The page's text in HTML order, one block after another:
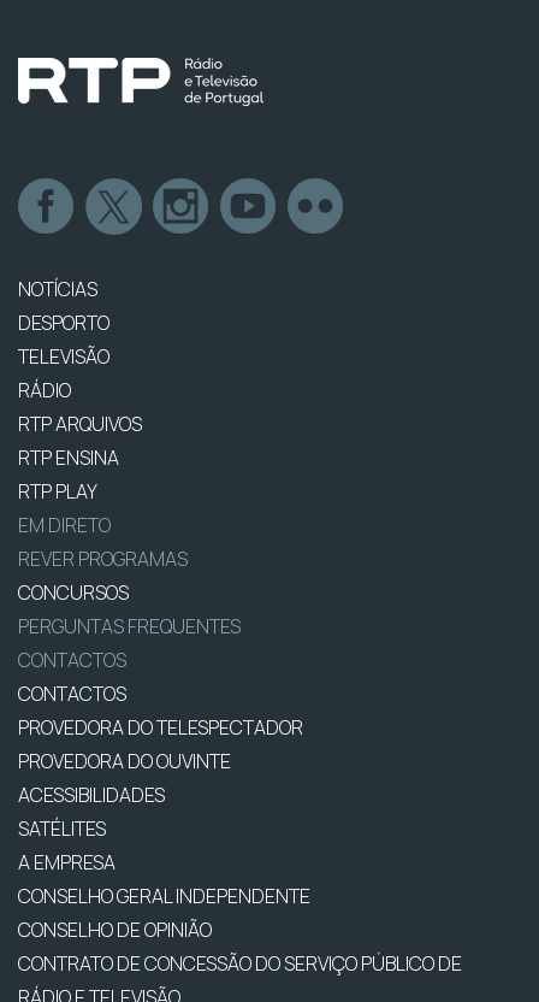
NOTÍCIAS
DESPORTO
TELEVISÃO
RÁDIO
RTP ARQUIVOS
RTP ENSINA
RTP PLAY
EM DIRETO
REVER PROGRAMAS
CONCURSOS
PERGUNTAS FREQUENTES
CONTACTOS
CONTACTOS
PROVEDORA DO TELESPECTADOR
PROVEDORA DO OUVINTE
ACESSIBILIDADES
SATÉLITES
A EMPRESA
CONSELHO GERAL INDEPENDENTE
CONSELHO DE OPINIÃO
CONTRATO DE CONCESSÃO DO SERVIÇO PÚBLICO DE